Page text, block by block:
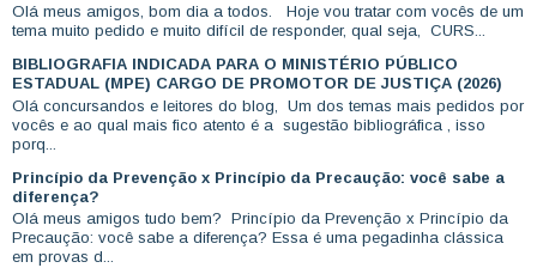
Olá meus amigos, bom dia a todos. Hoje vou tratar com vocês de um
tema muito pedido e muito difícil de responder, qual seja, CURS...
BIBLIOGRAFIA INDICADA PARA O MINISTÉRIO PÚBLICO
ESTADUAL (MPE) CARGO DE PROMOTOR DE JUSTIÇA (2026)
Olá concursandos e leitores do blog, Um dos temas mais pedidos por
vocês e ao qual mais fico atento é a sugestão bibliográfica , isso
porq...
Princípio da Prevenção x Princípio da Precaução: você sabe a
diferença?
Olá meus amigos tudo bem? Princípio da Prevenção x Princípio da
Precaução: você sabe a diferença? Essa é uma pegadinha clássica
em provas d...